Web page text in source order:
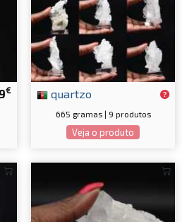
€ quartzo
665 gramas | 9 produtos
Veja o produto